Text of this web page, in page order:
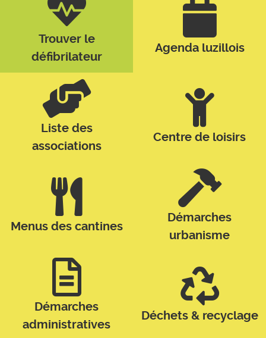
Trouver le
défibrilateur
Agenda luzillois
Liste des
associations
Centre de loisirs
Menus des cantines
Démarches
urbanisme
Démarches
administratives
Déchets & recyclage